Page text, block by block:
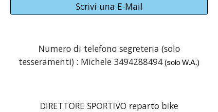
Scrivi una E-Mail
Numero di telefono segreteria (solo
tesseramenti) : Michele 3494288494 (solo W.A.)
DIRETTORE SPORTIVO reparto bike